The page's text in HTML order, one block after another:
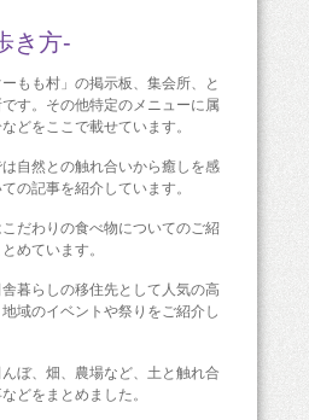
き方-
もも村」の掲示板、集会所、と
す。その他特定のメニューに属
どをここで載せています。
自然との触れ合いから癒しを感
の記事を紹介しています。
だわりの食べ物についてのご紹
めています。
暮らしの移住先として人気の高
域のイベントや祭りをご紹介し
ぼ、畑、農場など、土と触れ合
どをまとめました。